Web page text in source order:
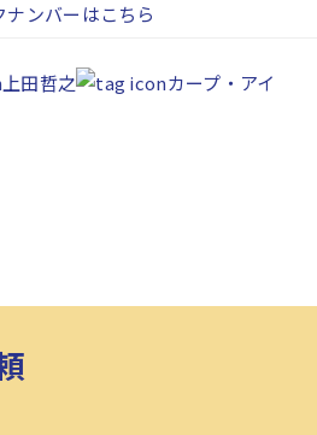
ナンバーはこちら
上田哲之 カープ・アイ